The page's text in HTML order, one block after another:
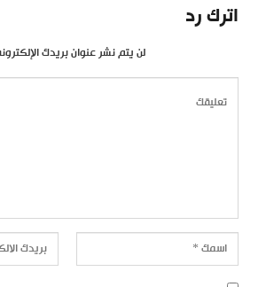
اترك رد
لن يتم نشر عنوان بريدك